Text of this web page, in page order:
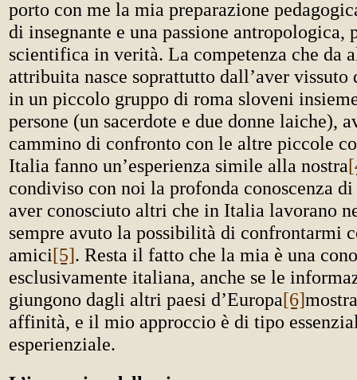
porto con me la mia preparazione
di insegnante e una passione
scientifica in verità. La competenza che da
attribuita nasce soprattutto dall’aver vissuto
in un piccolo gruppo di roma sloveni
persone (un sacerdote e due donne laiche),
cammino di confronto con le altre piccole
Italia fanno un’esperienza simile alla nostra
condiviso con noi la profonda conoscenza
aver conosciuto altri che in Italia lavorano
sempre avuto la possibilità di confrontarmi
amici[5]. Resta il fatto che la mia è una
esclusivamente italiana, anche se le
giungono dagli altri paesi d’Europa[6]
affinità, e il mio approccio è di tipo
esperienziale.